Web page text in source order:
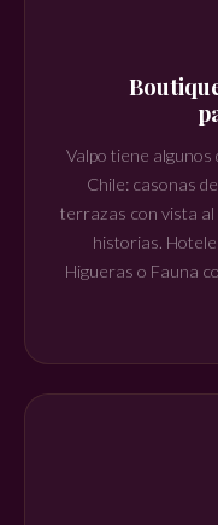
Valpo tiene
Chile: casonas
terrazas con vista
historias.
Higueras o Fauna